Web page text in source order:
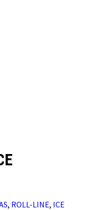
, ROLL-LINE, ICE